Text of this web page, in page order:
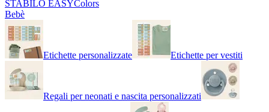
STABILO EASYColors
Bebè
Etichette personalizzate Etichette per vestiti
Regali per neonati e nascita personalizzati